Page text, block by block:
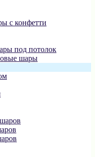
с конфетти
под потолок
шары